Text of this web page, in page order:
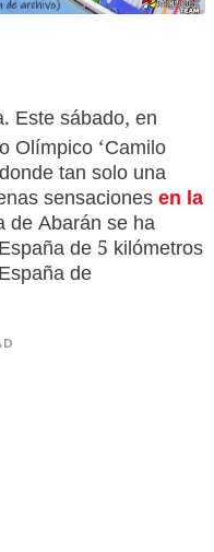
Este sábado, en
Olímpico ‘Camilo
donde tan solo una
sensacionesen la
de Abarán se ha
de 5 kilómetros
de